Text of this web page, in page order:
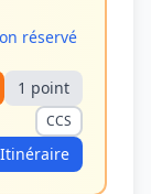
réservé
1 point
CCS
Itinéraire